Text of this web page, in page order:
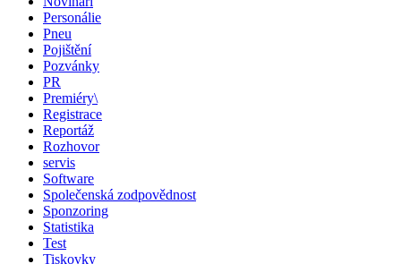
Personálie
Pneu
Pojištění
Pozvánky
PR
Premiéry\
Registrace
Reportáž
Rozhovor
servis
Software
Společenská zodpovědnost
Sponzoring
Statistika
Test
Tiskovky